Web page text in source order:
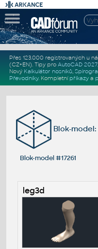
Přes 123.000 registrovaných u
(CZ+EN). Tipy pro AutoCAD 2027
Nový Kalkulátor nosníků,
Převodníky. Kompletní příkazya
Blok-
Blok-model #17261
leg3d